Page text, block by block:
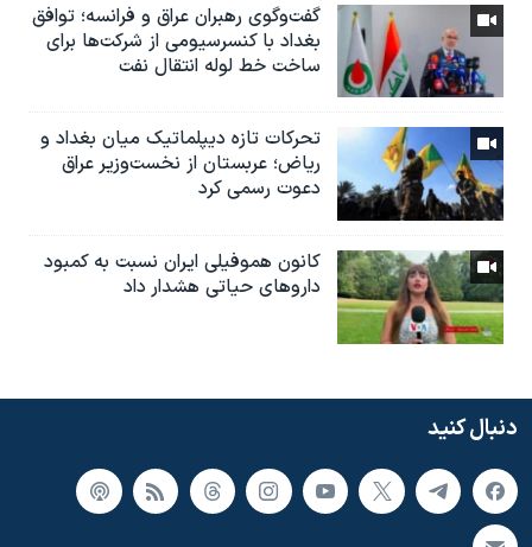
گفت‌وگوی رهبران عراق و فرانسه؛ توافق
بغداد با کنسرسیومی از شرکت‌ها برای
ساخت خط لوله انتقال نفت
تحرکات تازه دیپلماتیک میان بغداد و
ریاض؛ عربستان از نخست‌وزیر عراق
دعوت رسمی کرد
کانون هموفیلی ایران نسبت به کمبود
داروهای حیاتی هشدار داد
دنبال کنید